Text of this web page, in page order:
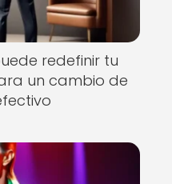
redefinir tu
un cambio de